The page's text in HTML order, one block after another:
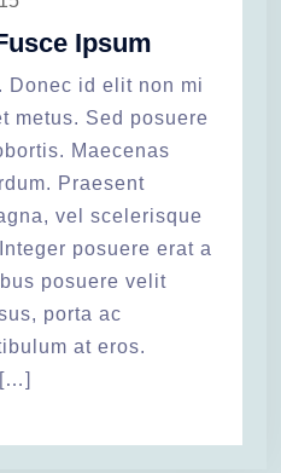
Ipsum
Donec id elit non mi
metus. Sed posuere
Maecenas
Praesent
vel scelerisque
posuere erat a
posuere velit
porta ac
at eros.